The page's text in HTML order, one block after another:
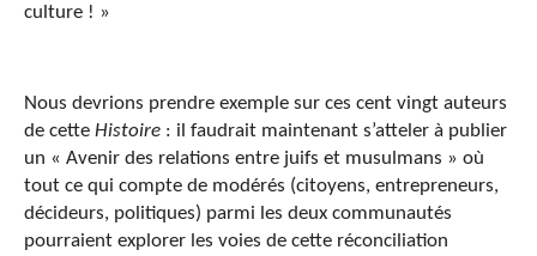
culture ! »
Nous devrions prendre exemple sur ces cent vingt auteurs
de cette Histoire : il faudrait maintenant s’atteler à publier
un « Avenir des relations entre juifs et musulmans » où
tout ce qui compte de modérés (citoyens, entrepreneurs,
décideurs, politiques) parmi les deux communautés
pourraient explorer les voies de cette réconciliation